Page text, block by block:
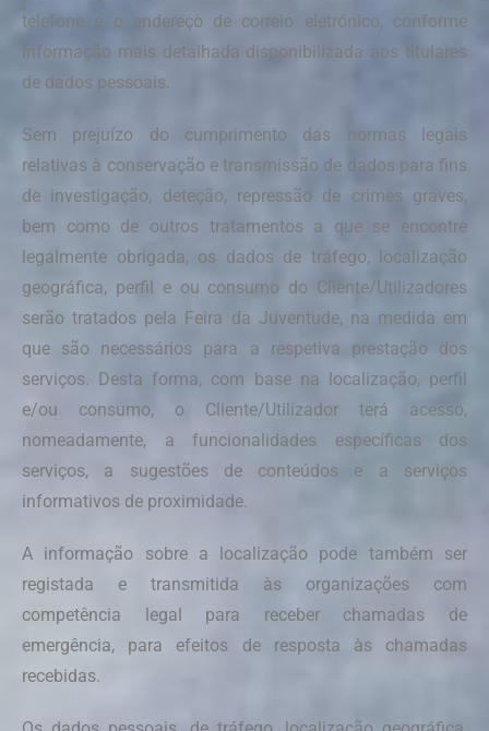
telefone e o endereço de correio eletrónico, conforme
informação mais detalhada disponibilizada aos titulares
de dados pessoais.
Sem prejuízo do cumprimento das normas legais
relativas à conservação e transmissão de dados para fins
de investigação, deteção, repressão de crimes graves,
bem como de outros tratamentos a que se encontre
legalmente obrigada, os dados de tráfego, localização
geográfica, perfil e ou consumo do Cliente/Utilizadores
serão tratados pela Feira da Juventude, na medida em
que são necessários para a respetiva prestação dos
serviços. Desta forma, com base na localização, perfil
e/ou consumo, o Cliente/Utilizador terá acesso,
nomeadamente, a funcionalidades específicas dos
serviços, a sugestões de conteúdos e a serviços
informativos de proximidade.
A informação sobre a localização pode também ser
registada e transmitida às organizações com
competência legal para receber chamadas de
emergência, para efeitos de resposta às chamadas
recebidas.